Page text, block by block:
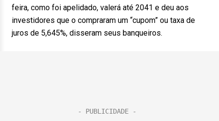
feira, como foi apelidado, valerá até 2041 e deu aos
investidores que o compraram um “cupom” ou taxa de
juros de 5,645%, disseram seus banqueiros.